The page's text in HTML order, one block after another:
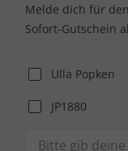
Melde dich für
Sofort-Gutschein
Ulla Popken
JP1880